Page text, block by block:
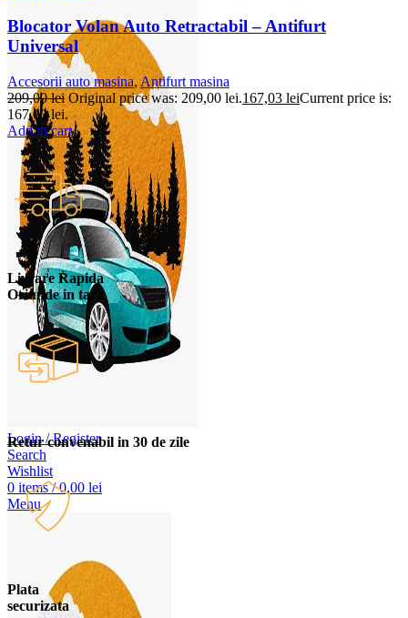
Login / Register
Search
Wishlist
0 items / 0,00 lei
Menu
Blocator Volan Auto Retractabil – Antifurt
Universal
Accesorii auto masina,Antifurt masina
209,00lei Original price was: 209,00 lei.167,03 leiCurrent price is:
167,03 lei.
Add to cart
Livrare Rapida
Oriunde in tara
Retur convenabil in 30 de zile
Plata
securizata